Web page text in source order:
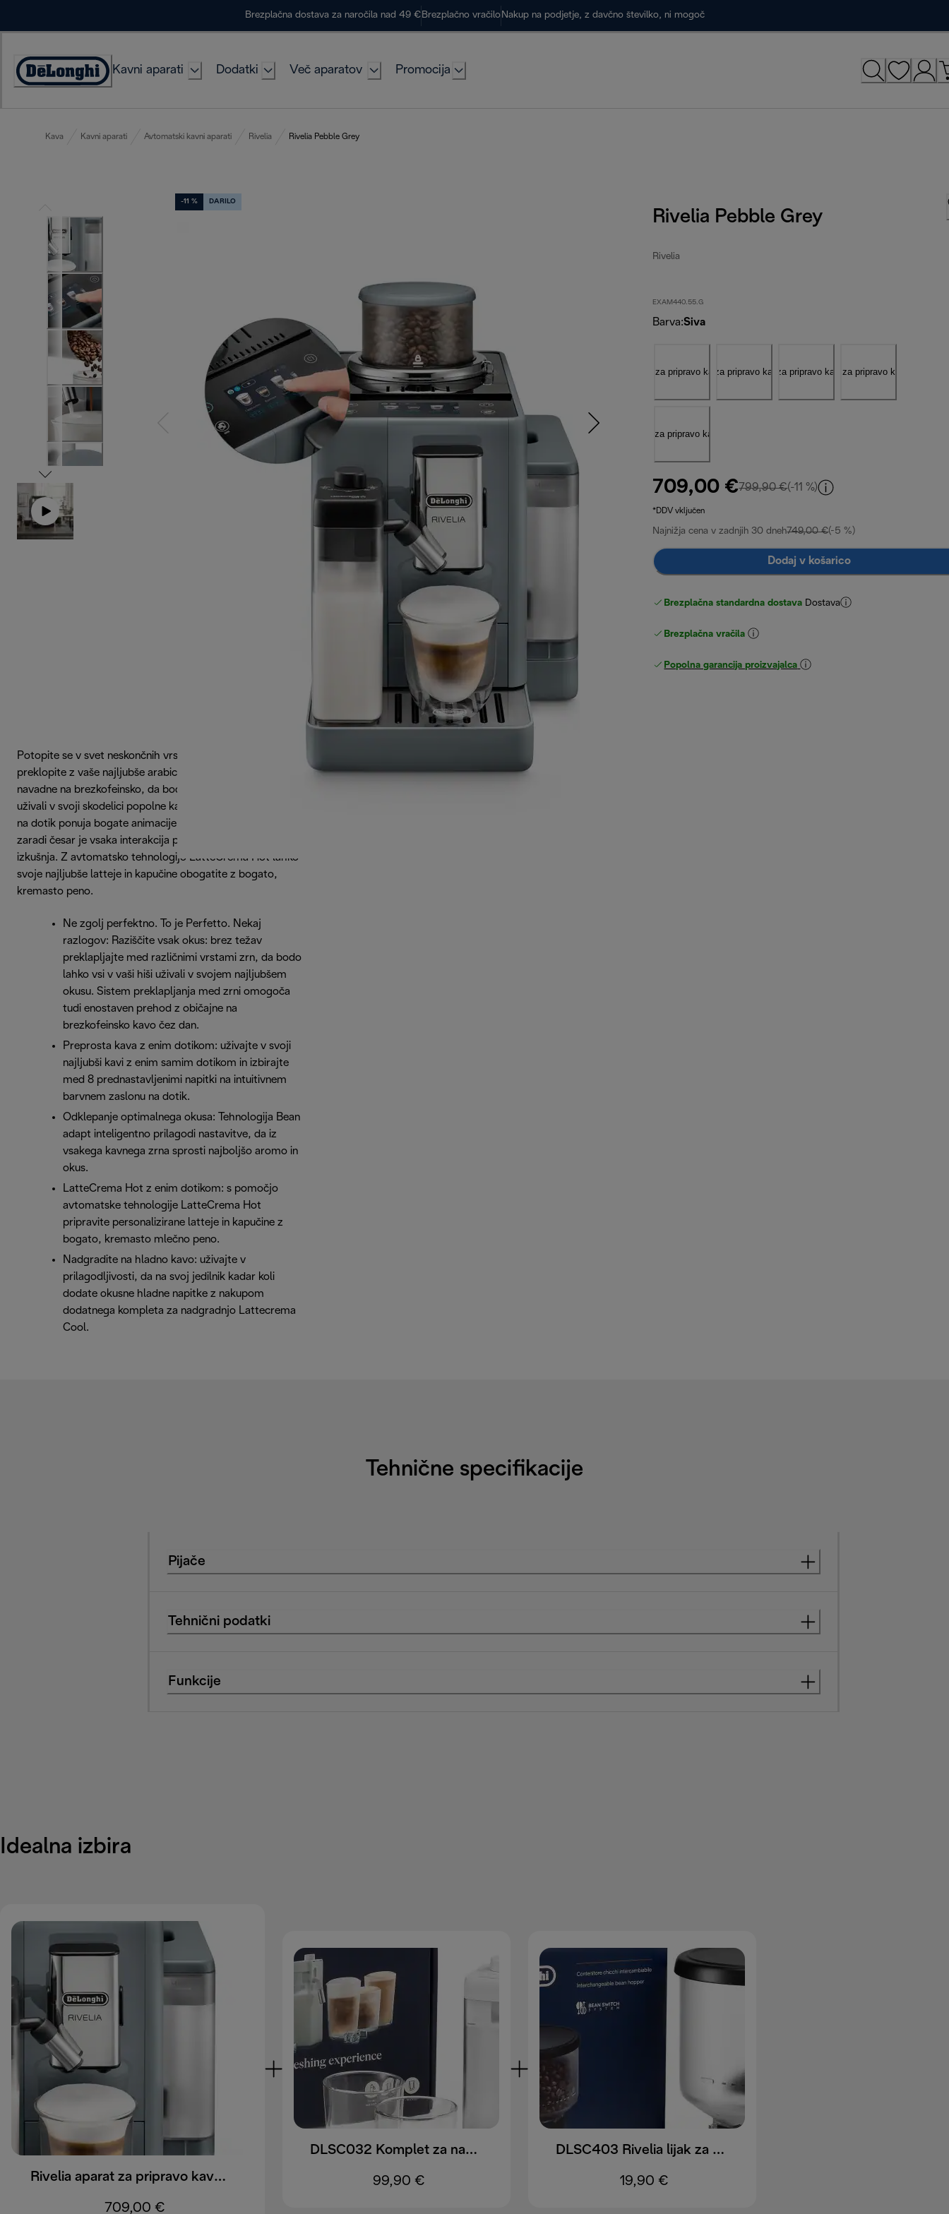
Brezplačna dostava za naročila nad 49 € Brezplačno vračilo Nakup na podjetje, z davčno številko, ni mogoč
Accessibility
Kavni aparati Dodatki Več aparatov Promocija
Kava Kavni aparati Avtomatski kavni aparati Rivelia Rivelia Pebble Grey
-11 % DARILO
Rivelia Pebble Grey
Rivelia
EXAM440.55.G
Barva:Siva
709,00 €799,90 €izvirna cena 799,90 €
(-11 %)
*DDV vključen
Najnižja cena v zadnjih 30 dneh749,00 €(-5 %)
Dodaj v košarico
Brezplačna standardna dostava Dostava
Brezplačna vračila
Popolna garancija proizvajalca
Potopite se v svet neskončnih vrst kavnih zrn in preprosto
preklopite z vaše najljubše arabice na krepko robusto ali z
navadne na brezkofeinsko, da bodo lahko vsi v vaši hiši
uživali v svoji skodelici popolne kave. Živahen barvni zaslon
na dotik ponuja bogate animacije in prilagojene rutine,
zaradi česar je vsaka interakcija poglobljena in osebna
izkušnja. Z avtomatsko tehnologijo LatteCrema Hot lahko
svoje najljubše latteje in kapučine obogatite z bogato,
kremasto peno.
Ne zgolj perfektno. To je Perfetto. Nekaj
razlogov: Raziščite vsak okus: brez težav
preklapljajte med različnimi vrstami zrn, da bodo
lahko vsi v vaši hiši uživali v svojem najljubšem
okusu. Sistem preklapljanja med zrni omogoča
tudi enostaven prehod z običajne na
brezkofeinsko kavo čez dan.
Preprosta kava z enim dotikom: uživajte v svoji
najljubši kavi z enim samim dotikom in izbirajte
med 8 prednastavljenimi napitki na intuitivnem
barvnem zaslonu na dotik.
Odklepanje optimalnega okusa: Tehnologija Bean
adapt inteligentno prilagodi nastavitve, da iz
vsakega kavnega zrna sprosti najboljšo aromo in
okus.
LatteCrema Hot z enim dotikom: s pomočjo
avtomatske tehnologije LatteCrema Hot
pripravite personalizirane latteje in kapučine z
bogato, kremasto mlečno peno.
Nadgradite na hladno kavo: uživajte v
prilagodljivosti, da na svoj jedilnik kadar koli
dodate okusne hladne napitke z nakupom
dodatnega kompleta za nadgradnjo Lattecrema
Cool.
Tehnične specifikacije
Pijače
Tehnični podatki
Funkcije
Idealna izbira
Rivelia aparat za pripravo kave EXAM440.55.G
709,00 €
DLSC032 Komplet za nadgradnjo LatteCrema Cool
99,90 €
DLSC403 Rivelia lijak za zrna
19,90 €